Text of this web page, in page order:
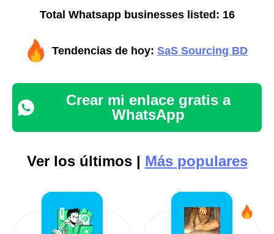
Total Whatsapp businesses listed: 16
Tendencias de hoy: SaS Sourcing BD
Crear mi enlace gratis a
WhatsApp
Ver los últimos | Más populares